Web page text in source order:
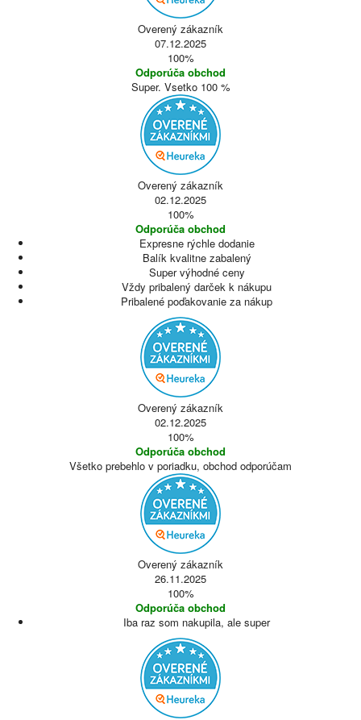
Overený zákazník
07.12.2025
100%
Odporúča obchod
Super. Vsetko 100 %
Overený zákazník
02.12.2025
100%
Odporúča obchod
Expresne rýchle dodanie
Balík kvalitne zabalený
Super výhodné ceny
Vždy pribalený darček k nákupu
Pribalené poďakovanie za nákup
Overený zákazník
02.12.2025
100%
Odporúča obchod
Všetko prebehlo v poriadku, obchod odporúčam
Overený zákazník
26.11.2025
100%
Odporúča obchod
Iba raz som nakupila, ale super